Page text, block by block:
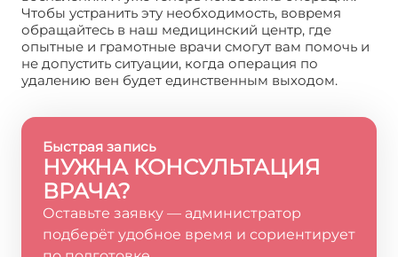
Чтобы устранить эту необходимость, вовремя
обращайтесь в наш медицинский центр, где
опытные и грамотные врачи смогут вам помочь и
не допустить ситуации, когда операция по
удалению вен будет единственным выходом.
Быстрая запись
НУЖНА КОНСУЛЬТАЦИЯ
ВРАЧА?
Оставьте заявку — администратор
подберёт удобное время и сориентирует